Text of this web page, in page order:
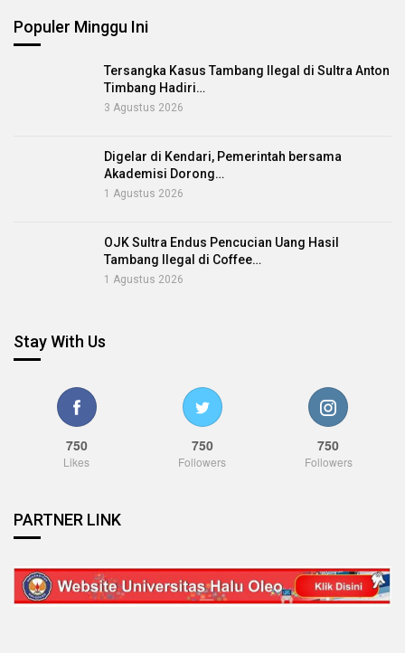
Populer Minggu Ini
Tersangka Kasus Tambang Ilegal di Sultra Anton
Timbang Hadiri…
3 Agustus 2026
Digelar di Kendari, Pemerintah bersama
Akademisi Dorong…
1 Agustus 2026
OJK Sultra Endus Pencucian Uang Hasil
Tambang Ilegal di Coffee…
1 Agustus 2026
Stay With Us
750
Likes
750
Followers
750
Followers
PARTNER LINK